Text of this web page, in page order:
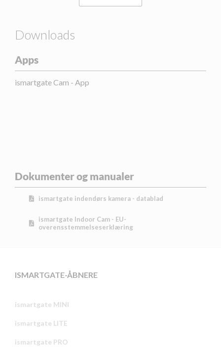
Downloads
Apps
ismartgate Cam - App
Dokumenter og manualer
ismartgate indendørs kamera - datablad
ismartgate Indoor Cam - EU-
overensstemmelseserklæring
ISMARTGATE-ÅBNERE
ismartgate MINI
ismartgate LITE
ismartgate PRO